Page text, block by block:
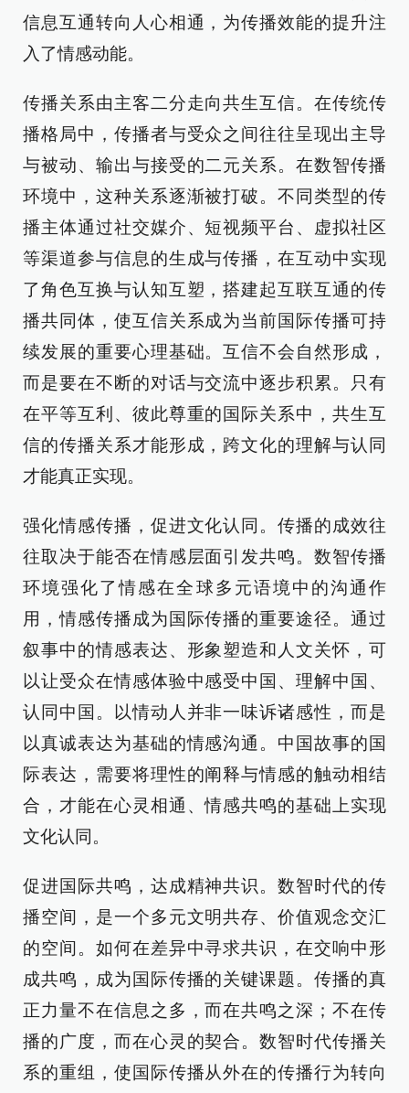
信息互通转向人心相通，为传播效能的提升注
入了情感动能。
传播关系由主客二分走向共生互信。在传统传
播格局中，传播者与受众之间往往呈现出主导
与被动、输出与接受的二元关系。在数智传播
环境中，这种关系逐渐被打破。不同类型的传
播主体通过社交媒介、短视频平台、虚拟社区
等渠道参与信息的生成与传播，在互动中实现
了角色互换与认知互塑，搭建起互联互通的传
播共同体，使互信关系成为当前国际传播可持
续发展的重要心理基础。互信不会自然形成，
而是要在不断的对话与交流中逐步积累。只有
在平等互利、彼此尊重的国际关系中，共生互
信的传播关系才能形成，跨文化的理解与认同
才能真正实现。
强化情感传播，促进文化认同。传播的成效往
往取决于能否在情感层面引发共鸣。数智传播
环境强化了情感在全球多元语境中的沟通作
用，情感传播成为国际传播的重要途径。通过
叙事中的情感表达、形象塑造和人文关怀，可
以让受众在情感体验中感受中国、理解中国、
认同中国。以情动人并非一味诉诸感性，而是
以真诚表达为基础的情感沟通。中国故事的国
际表达，需要将理性的阐释与情感的触动相结
合，才能在心灵相通、情感共鸣的基础上实现
文化认同。
促进国际共鸣，达成精神共识。数智时代的传
播空间，是一个多元文明共存、价值观念交汇
的空间。如何在差异中寻求共识，在交响中形
成共鸣，成为国际传播的关键课题。传播的真
正力量不在信息之多，而在共鸣之深；不在传
播的广度，而在心灵的契合。数智时代传播关
系的重组，使国际传播从外在的传播行为转向